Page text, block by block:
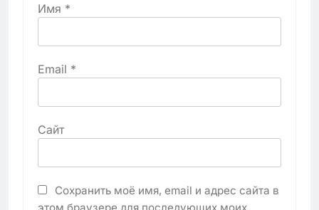
Имя *
Email *
Сайт
Сохранить моё имя, email и адрес сайта в
этом браузере для последующих моих